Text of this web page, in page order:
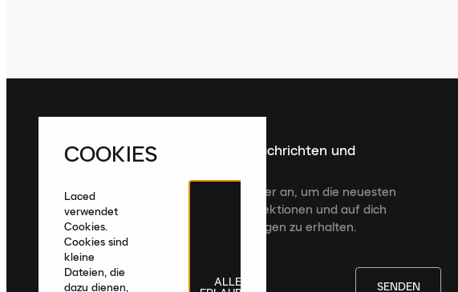
Melde dich für die neuesten Nachrichten und
Veröffentlichungen an
Melde dich für den Laced Newsletter an, um die neuesten
Veröffentlichungen, kuratierte Kollektionen und auf dich
zugeschnittene Produktempfehlungen zu erhalten.
SENDEN
COOKIES
Laced
verwendet
Cookies.
Cookies sind
kleine
Dateien, die
dazu dienen,
ALLE